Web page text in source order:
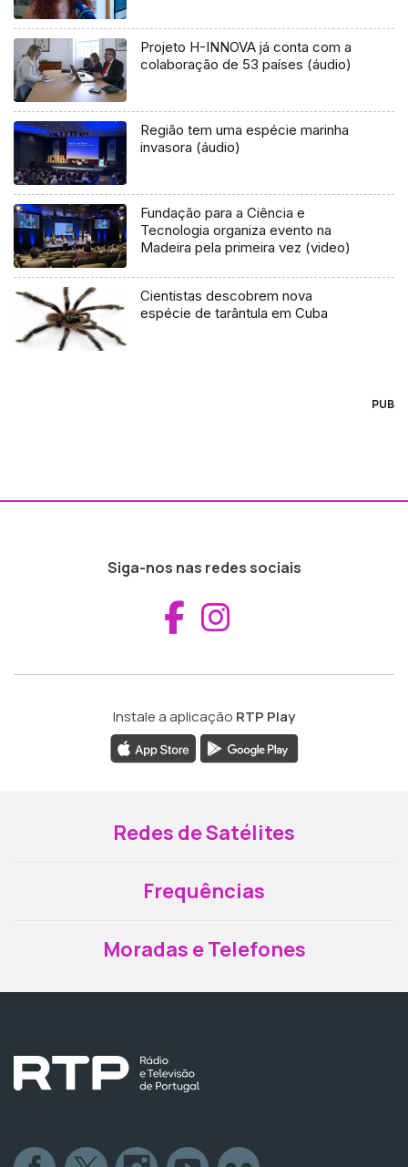
Projeto H-INNOVA já conta com a
colaboração de 53 países (áudio)
Região tem uma espécie marinha
invasora (áudio)
Fundação para a Ciência e
Tecnologia organiza evento na
Madeira pela primeira vez (video)
Cientistas descobrem nova
espécie de tarântula em Cuba
PUB
Siga-nos nas redes sociais
Aceder ao
Instale a aplicação RTP Play
Redes de Satélites
Frequências
Moradas e Telefones